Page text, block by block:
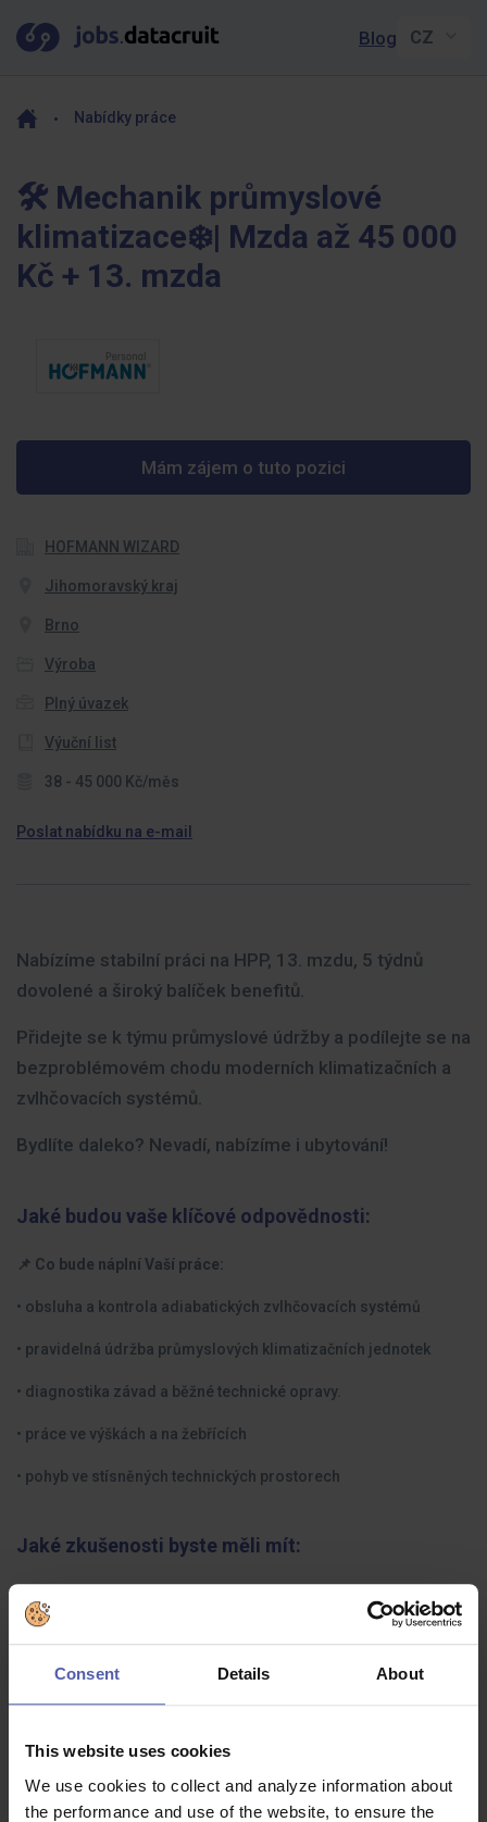
Consent Details About
This website uses cookies
We use cookies to collect and analyze information about
the performance and use of the website, to ensure the
Blog
Nabídky práce
🛠️ Mechanik průmyslové
klimatizace❄️| Mzda až 45 000
Kč + 13. mzda
Mám zájem o tuto pozici
HOFMANN WIZARD
Jihomoravský kraj
Brno
Výroba
Plný úvazek
Výuční list
38 - 45 000 Kč/měs
Poslat nabídku na e-mail
Nabízíme stabilní práci na HPP, 13. mzdu, 5 týdnů
dovolené a široký balíček benefitů.
Přidejte se k týmu průmyslové údržby a podílejte se na
bezproblémovém chodu moderních klimatizačních a
zvlhčovacích systémů.
Bydlíte daleko? Nevadí, nabízíme i ubytování!
Jaké budou vaše klíčové odpovědnosti:
📌 Co bude náplní Vaší práce:
• obsluha a kontrola adiabatických zvlhčovacích systémů
• pravidelná údržba průmyslových klimatizačních jednotek
• diagnostika závad a běžné technické opravy.
• práce ve výškách a na žebřících
• pohyb ve stísněných technických prostorech
Jaké zkušenosti byste měli mít:
• ochotu pracovat ve dvousměnném/třísměnném provozu
pohotovostí
• absenci strachu z výšek a uzavřených prostor